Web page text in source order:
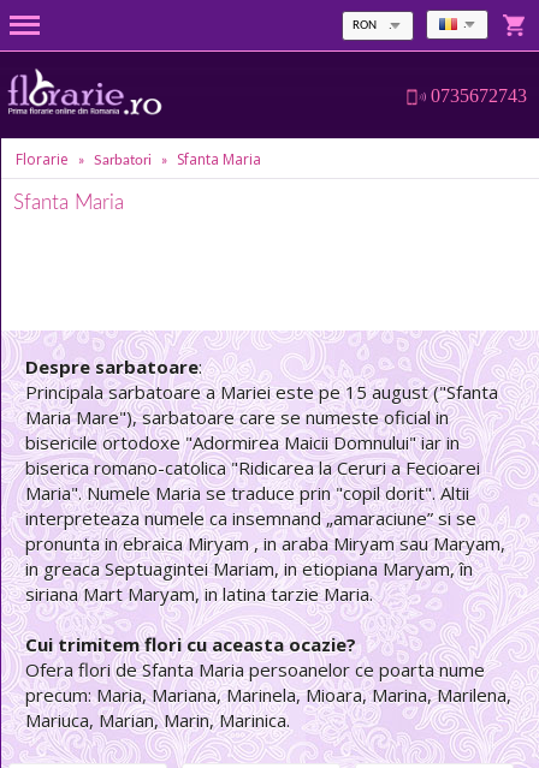
RON
0735672743
Florarie » Sarbatori » Sfanta Maria
Sfanta Maria
Despre sarbatoare:
Principala sarbatoare a Mariei este pe 15 august ("Sfanta
Maria Mare"), sarbatoare care se numeste oficial in
bisericile ortodoxe "Adormirea Maicii Domnului" iar in
biserica romano-catolica "Ridicarea la Ceruri a Fecioarei
Maria". Numele Maria se traduce prin "copil dorit". Altii
interpreteaza numele ca insemnand „amaraciune” si se
pronunta in ebraica Miryam , in araba Miryam sau Maryam,
in greaca Septuagintei Mariam, in etiopiana Maryam, în
siriana Mart Maryam, in latina tarzie Maria.
Cui trimitem flori cu aceasta ocazie?
Ofera flori de Sfanta Maria persoanelor ce poarta nume
precum: Maria, Mariana, Marinela, Mioara, Marina, Marilena,
Mariuca, Marian, Marin, Marinica.